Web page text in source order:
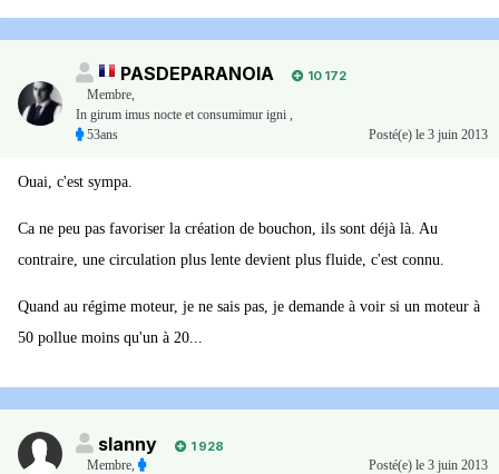
PASDEPARANOIA
10 172
Membre
In girum imus nocte et consumimur igni ,
53ans
Posté(e) le 3 juin 2013
Ouai, c'est sympa.
Ca ne peu pas favoriser la création de bouchon, ils sont déjà là. Au
contraire, une circulation plus lente devient plus fluide, c'est connu.
Quand au régime moteur, je ne sais pas, je demande à voir si un moteur à
50 pollue moins qu'un à 20...
slanny
1 928
Membre
Posté(e) le 3 juin 2013